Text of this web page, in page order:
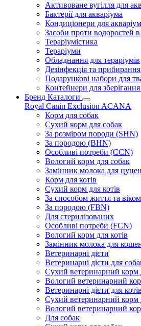
Активоване вугілля для
Бактерії для акваріума
Кондиціонери для
Засоби проти водоростей в
Тераріумістика
Тераріуми
Обладнання для тераріумів
Дезінфекція та прибирання
Подарункові набори для
Контейнери для
Бренд Каталоги
Royal Canin Exclusion ACANA
Корм для собак
Сухий корм для собак
За розміром породи (SHN)
За породою (BHN)
Особливі потреби (CCN)
Вологий корм для собак
Замінник молока для
Корм для котів
Сухий корм для котів
За способом життя та
За породою (FBN)
Для стерилізованих
Особливі потреби (FCN)
Вологий корм для котів
Замінник молока для
Ветеринарні дієти
Ветеринарні дієти для
Сухий ветеринарний корм
Вологий ветеринарний
Ветеринарні дієти для котів
Сухий ветеринарний корм
Вологий ветеринарний
Для собак